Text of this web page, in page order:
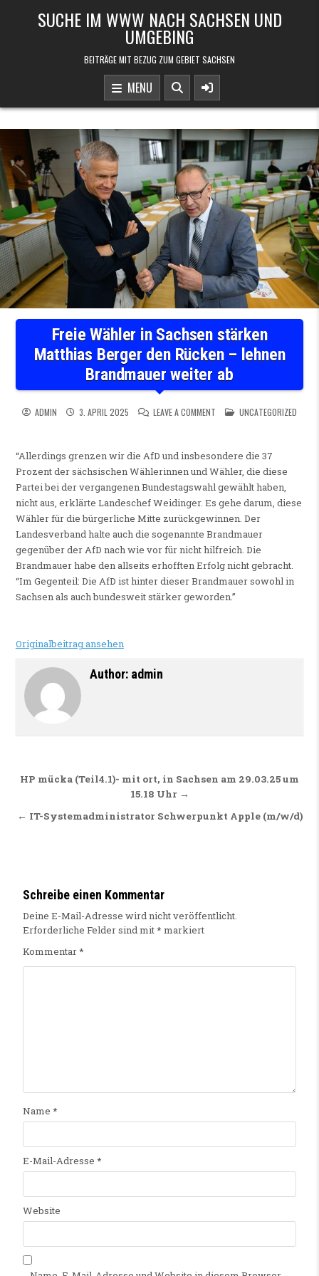
SUCHE IM WWW NACH SACHSEN UND
UMGEBING
BEITRÄGE MIT BEZUG ZUM GEBIET SACHSEN
MENU
Freie Wähler in Sachsen stärken
Matthias Berger den Rücken – lehnen
Brandmauer weiter ab
ADMIN 3. APRIL 2025 LEAVE A COMMENT ON FREIE WÄHLER IN
POSTED IN
UNCATEGORIZED
“Allerdings grenzen wir die AfD und insbesondere die 37
Prozent der sächsischen Wählerinnen und Wähler, die diese
Partei bei der vergangenen Bundestagswahl gewählt haben,
nicht aus, erklärte Landeschef Weidinger. Es gehe darum, diese
Wähler für die bürgerliche Mitte zurückgewinnen. Der
Landesverband halte auch die sogenannte Brandmauer
gegenüber der AfD nach wie vor für nicht hilfreich. Die
Brandmauer habe den allseits erhofften Erfolg nicht gebracht.
“Im Gegenteil: Die AfD ist hinter dieser Brandmauer sowohl in
Sachsen als auch bundesweit stärker geworden.”
Originalbeitrag ansehen
Author: admin
Beitragsnavigation
HP mücka (Teil4.1)- mit ort, in Sachsen am 29.03.25 um
15.18 Uhr →
← IT-Systemadministrator Schwerpunkt Apple (m/w/d)
Schreibe einen Kommentar
Deine E-Mail-Adresse wird nicht veröffentlicht.
Erforderliche Felder sind mit* markiert
Kommentar*
Name *
E-Mail-Adresse *
Website